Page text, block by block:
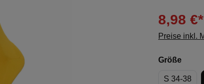
8,98 €*
Preise inkl.
Größe
S 34-38